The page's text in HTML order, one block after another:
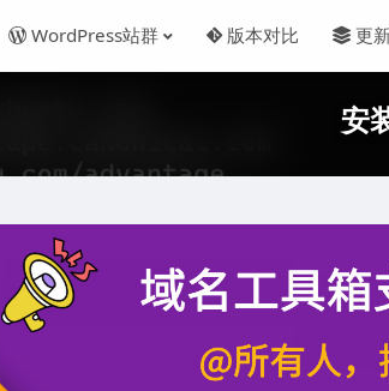
WordPress站群 版本对比 更
安